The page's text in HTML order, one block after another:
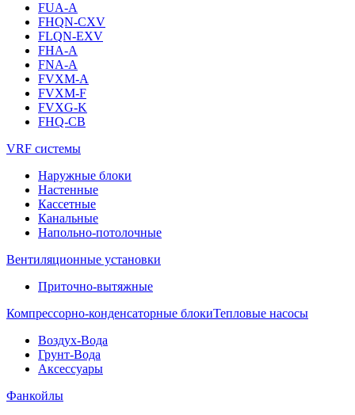
FUA-A
FHQN-CXV
FLQN-EXV
FHA-A
FNA-A
FVXM-A
FVXM-F
FVXG-K
FHQ-CB
VRF системы
Наружные блоки
Настенные
Кассетные
Канальные
Напольно-потолочные
Вентиляционные установки
Приточно-вытяжные
Компрессорно-конденсаторные блокиТепловые насосы
Воздух-Вода
Грунт-Вода
Аксессуары
Фанкойлы